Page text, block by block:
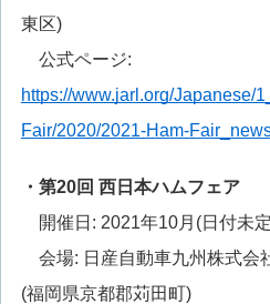
東区)
公式ページ:
https://www.jarl.org/Japanese/
Fair/2020/2021-Ham-
・第20回 西日本ハムフェア
開催日: 2021年10月(日付未
会場: 日産自動車九州株式会
(福岡県京都郡苅田町)